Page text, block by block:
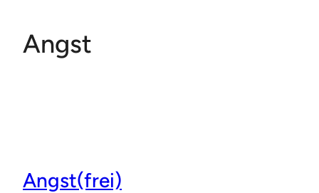
Angst
Angst(frei)